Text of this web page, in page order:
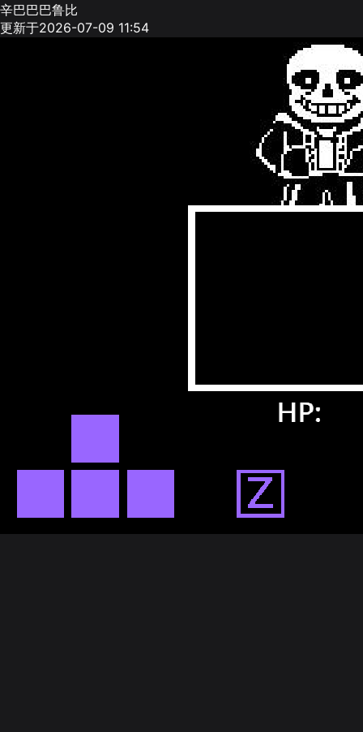
辛巴巴巴鲁比
更新于2026-07-09 11:54